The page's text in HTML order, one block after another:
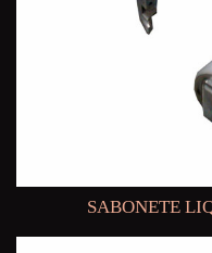
SABONETE